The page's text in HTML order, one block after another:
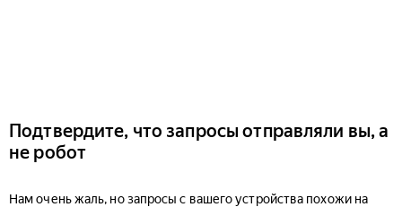
Подтвердите, что запросы отправляли вы, а
не робот
Нам очень жаль, но запросы с вашего устройства похожи на